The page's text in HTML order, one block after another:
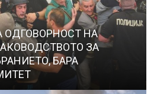
ОДГОВОРНОСТ НА
ЗА
БАРА